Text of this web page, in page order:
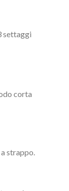
settaggi
corta
strappo.